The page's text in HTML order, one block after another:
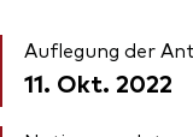
Auflegung der
11. Okt. 2022